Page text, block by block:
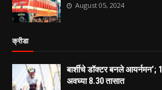
August 05, 2024
क्रीडा
बार्शीचे डॉक्टर बनले
अवघ्या 8.30 तासात